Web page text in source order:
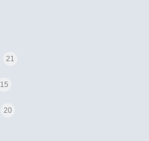
21
15
20